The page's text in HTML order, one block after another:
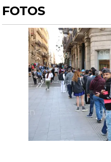
FOTOS